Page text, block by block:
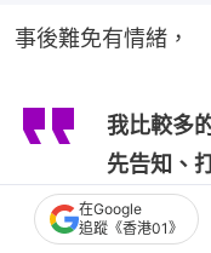
事後難免有情緒，
我比較多
先告知、
穩，事後
都不是我
在Google
追蹤《香港01》